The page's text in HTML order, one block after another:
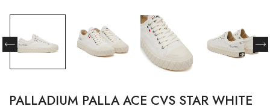
PALLADIUM PALLA ACE CVS STAR WHITE